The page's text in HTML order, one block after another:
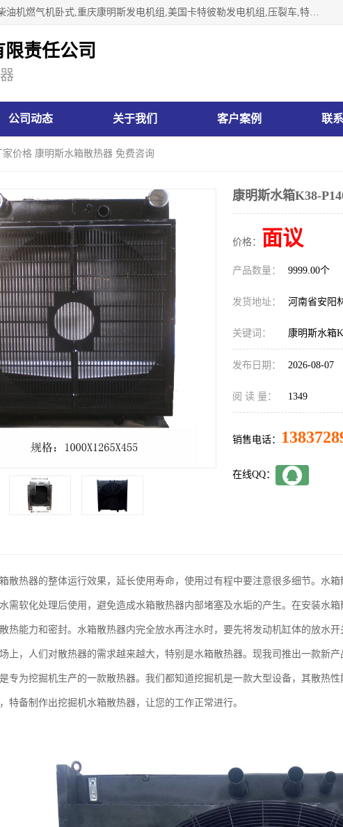
林州市万泉水箱有限责任公司专业生济南柴油机,胜动柴油机燃气机卧式,重庆康明斯发电机组,美国卡特彼勒发电机组,压裂车,特雷克斯矿车,卡特矿车,小松反铲,卡特反铲装载机,日立反铲,阿特拉斯科普柯钻机,山推推土机黄工推土机等系列水箱中冷器油冷器，公司始终发扬自力更生、艰苦奋斗的红旗渠精神、不断开拓、进取，以“先进的生产技术、一流的产品质量、良好的销售信誉”为宗旨。
责任公司
公司动态 关于我们 客户案例 联
家价格 康明斯水箱散热器 免费咨询
康明斯水箱K38-
价格： 面议
产品数量： 9999.00个
发货地址： 河南省安阳
关键词： 康明斯水箱
发布日期： 2026-08-07
阅 读 量： 1349
销售电话：
在线QQ：
散热器的整体运行效果，延长使用寿命，使用过有程中要注意很多细节。水
需软化处理后使用，避免造成水箱散热器内部堵塞及水垢的产生。在安装水
热能力和密封。水箱散热器内完全放水再注水时，要先将发动机缸体的放水
上，人们对散热器的需求越来越大，特别是水箱散热器。现我司推出一款新
专为挖掘机生产的一款散热器。我们都知道挖掘机是一款大型设备，其散热
特备制作出挖掘机水箱散热器，让您的工作正常进行。